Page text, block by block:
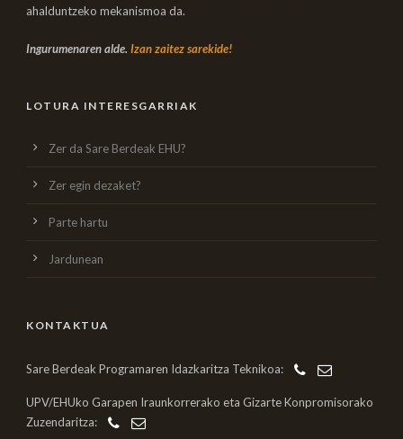
ahalduntzeko mekanismoa da.
Ingurumenaren alde. Izan zaitez sarekide!
LOTURA INTERESGARRIAK
Zer da Sare Berdeak EHU?
Zer egin dezaket?
Parte hartu
Jardunean
KONTAKTUA
Sare Berdeak Programaren Idazkaritza Teknikoa:
UPV/EHUko Garapen Iraunkorrerako eta Gizarte Konpromisorako
Zuzendaritza: